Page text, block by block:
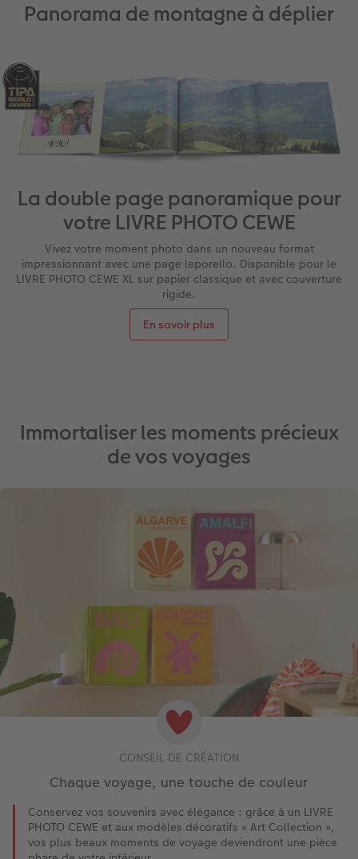
Panorama de montagne à déplier
La double page panoramique pour
votre LIVRE PHOTO CEWE
Vivez votre moment photo dans un nouveau format
impressionnant avec une page leporello. Disponible pour le
LIVRE PHOTO CEWE XL sur papier classique et avec couverture
rigide.
En savoir plus
Immortaliser les moments précieux
de vos voyages
CONSEIL DE CRÉATION
Chaque voyage, une touche de couleur
Conservez vos souvenirs avec élégance : grâce à un LIVRE
PHOTO CEWE et aux modèles décoratifs « Art Collection »,
vos plus beaux moments de voyage deviendront une pièce